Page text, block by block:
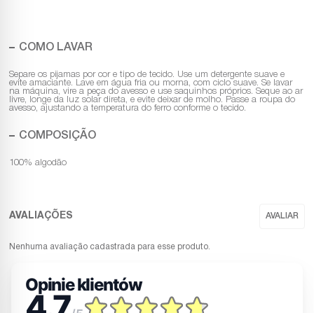
COMO LAVAR
Separe os pijamas por cor e tipo de tecido. Use um detergente suave e
evite amaciante. Lave em água fria ou morna, com ciclo suave. Se lavar
na máquina, vire a peça do avesso e use saquinhos próprios. Seque ao ar
livre, longe da luz solar direta, e evite deixar de molho. Passe a roupa do
avesso, ajustando a temperatura do ferro conforme o tecido.
COMPOSIÇÃO
100% algodão
Nenhuma avaliação cadastrada para esse produto.